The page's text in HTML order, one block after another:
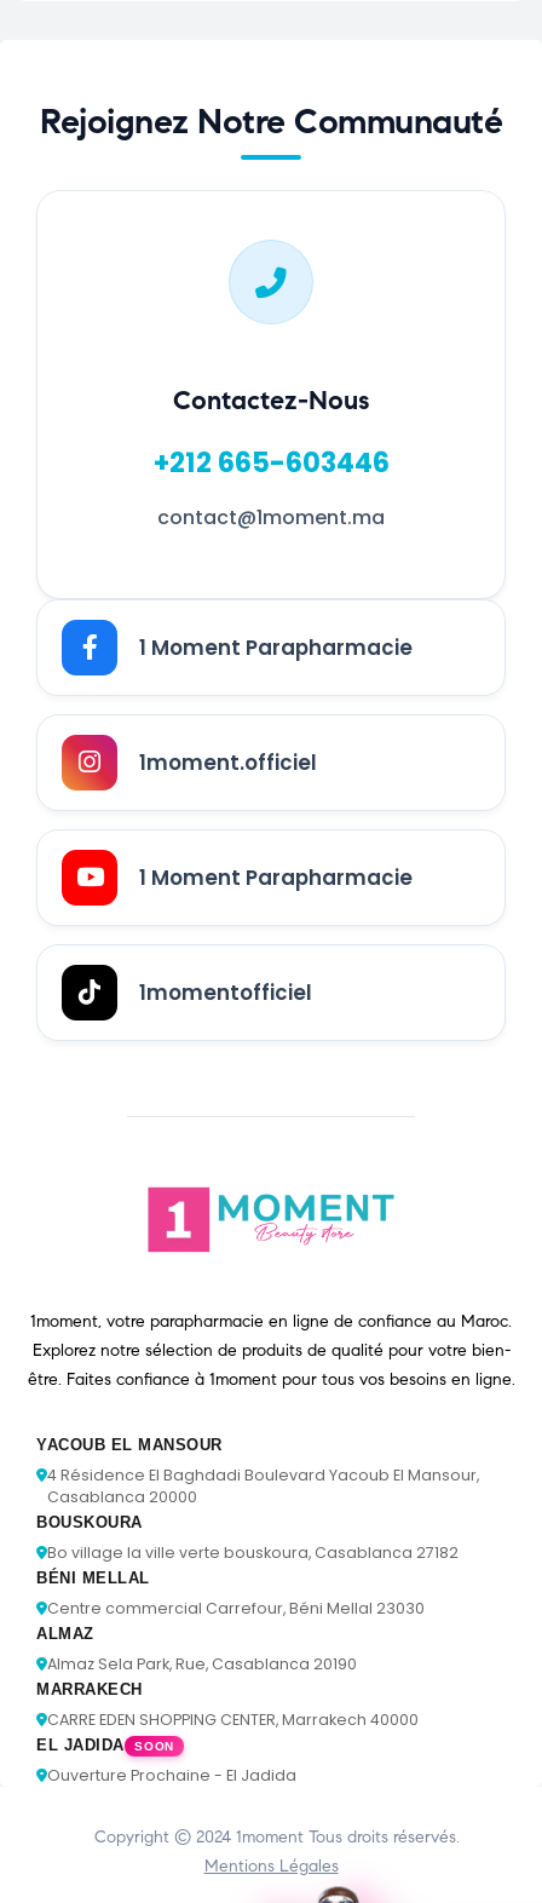
Rejoignez Notre Communauté
Contactez-Nous
+212 665-603446
contact@1moment.ma
1 Moment Parapharmacie
1moment.officiel
1 Moment Parapharmacie
1momentofficiel
1moment, votre parapharmacie en ligne de confiance au Maroc.
Explorez notre sélection de produits de qualité pour votre bien-
être. Faites confiance à 1moment pour tous vos besoins en ligne.
YACOUB EL MANSOUR
4 Résidence El Baghdadi Boulevard Yacoub El Mansour,
Casablanca 20000
BOUSKOURA
Bo village la ville verte bouskoura, Casablanca 27182
BÉNI MELLAL
Centre commercial Carrefour, Béni Mellal 23030
ALMAZ
Almaz Sela Park, Rue, Casablanca 20190
MARRAKECH
CARRE EDEN SHOPPING CENTER, Marrakech 40000
EL JADIDA SOON
Ouverture Prochaine - El Jadida
Copyright © 2024 1moment Tous droits réservés.
Mentions Légales